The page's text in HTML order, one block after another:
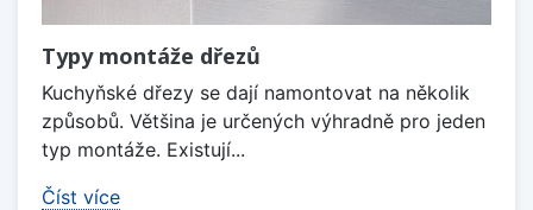
Typy montáže dřezů
Kuchyňské dřezy se dají namontovat na několik
způsobů. Většina je určených výhradně pro jeden
typ montáže. Existují...
Číst více